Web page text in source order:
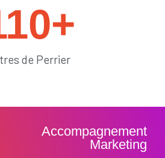
+
de Perrier
Accompagnement
Marketing